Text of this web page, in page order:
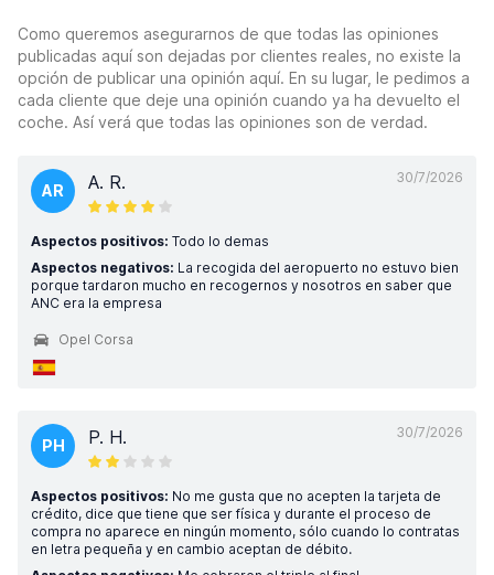
Como queremos asegurarnos de que todas las opiniones
publicadas aquí son dejadas por clientes reales, no existe la
opción de publicar una opinión aquí. En su lugar, le pedimos a
cada cliente que deje una opinión cuando ya ha devuelto el
coche. Así verá que todas las opiniones son de verdad.
30/7/2026
AR A. R.
Aspectos positivos: Todo lo demas
Aspectos negativos: La recogida del aeropuerto no estuvo bien
porque tardaron mucho en recogernos y nosotros en saber que
ANC era la empresa
Opel Corsa
30/7/2026
PH P. H.
Aspectos positivos: No me gusta que no acepten la tarjeta de
crédito, dice que tiene que ser física y durante el proceso de
compra no aparece en ningún momento, sólo cuando lo contratas
en letra pequeña y en cambio aceptan de débito.